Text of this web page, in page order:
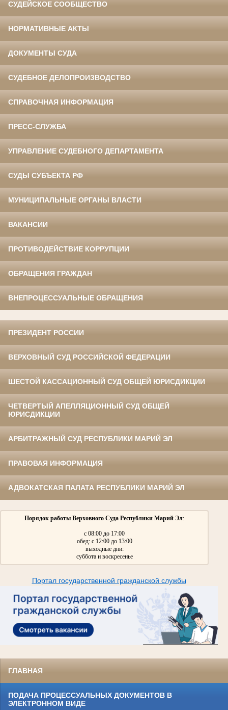
СУДЕЙСКОЕ СООБЩЕСТВО
НОРМАТИВНЫЕ АКТЫ
ДОКУМЕНТЫ СУДА
СУДЕБНОЕ ДЕЛОПРОИЗВОДСТВО
СПРАВОЧНАЯ ИНФОРМАЦИЯ
ПРЕСС-СЛУЖБА
УПРАВЛЕНИЕ СУДЕБНОГО ДЕПАРТАМЕНТА
СУДЫ СУБЪЕКТА РФ
МУНИЦИПАЛЬНЫЕ ОРГАНЫ ВЛАСТИ
ВАКАНСИИ
ПРОТИВОДЕЙСТВИЕ КОРРУПЦИИ
ОБРАЩЕНИЯ ГРАЖДАН
ВНЕПРОЦЕССУАЛЬНЫЕ ОБРАЩЕНИЯ
ПРЕЗИДЕНТ РОССИИ
ВЕРХОВНЫЙ СУД РОССИЙСКОЙ ФЕДЕРАЦИИ
ШЕСТОЙ КАССАЦИОННЫЙ СУД ОБЩЕЙ ЮРИСДИКЦИИ
ЧЕТВЕРТЫЙ АПЕЛЛЯЦИОННЫЙ СУД ОБЩЕЙ
ЮРИСДИКЦИИ
АРБИТРАЖНЫЙ СУД РЕСПУБЛИКИ МАРИЙ ЭЛ
ПРАВОВАЯ ИНФОРМАЦИЯ
АДВОКАТСКАЯ ПАЛАТА РЕСПУБЛИКИ МАРИЙ ЭЛ
Порядок работы Верховного Суда Республики Марий Эл:
с 08:00 до 17:00
обед: с 12:00 до 13:00
выходные дни:
суббота и воскресенье
Портал государственной гражданской службы
ГЛАВНАЯ
ПОДАЧА ПРОЦЕССУАЛЬНЫХ ДОКУМЕНТОВ В
ЭЛЕКТРОННОМ ВИДЕ